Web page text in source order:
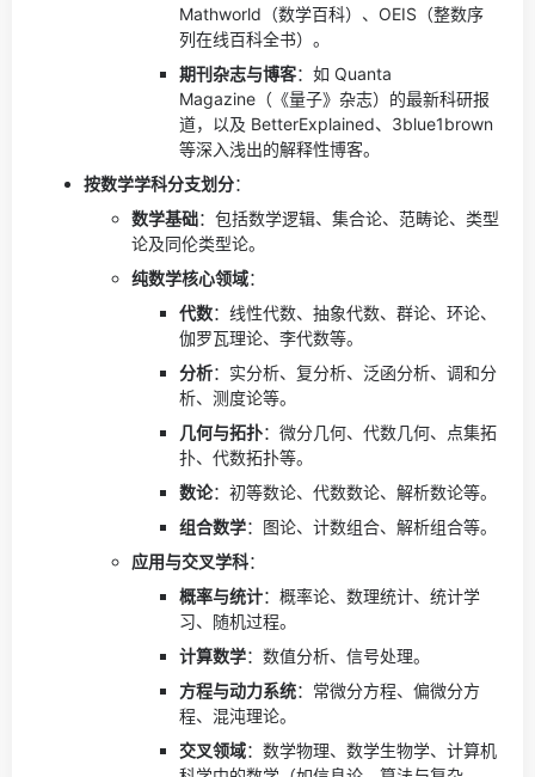
Mathworld（数学百科）、OEIS（整数序
列在线百科全书）。
期刊杂志与博客：如 Quanta
Magazine（《量子》杂志）的最新科研报
道，以及 BetterExplained、3blue1brown
等深入浅出的解释性博客。
按数学学科分支划分：
数学基础：包括数学逻辑、集合论、范畴论、类型
论及同伦类型论。
纯数学核心领域：
代数：线性代数、抽象代数、群论、环论、
伽罗瓦理论、李代数等。
分析：实分析、复分析、泛函分析、调和分
析、测度论等。
几何与拓扑：微分几何、代数几何、点集拓
扑、代数拓扑等。
数论：初等数论、代数数论、解析数论等。
组合数学：图论、计数组合、解析组合等。
应用与交叉学科：
概率与统计：概率论、数理统计、统计学
习、随机过程。
计算数学：数值分析、信号处理。
方程与动力系统：常微分方程、偏微分方
程、混沌理论。
交叉领域：数学物理、数学生物学、计算机